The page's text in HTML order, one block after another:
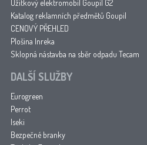
Užitkový elektromobil Goupil G2
Katalog reklamních předmětů Goupil
CENOVÝ PŘEHLED
Plošina Inreka
Sklopná nástavba na sběr odpadu Tecam
DALŠÍ SLUŽBY
Eurogreen
Perrot
Iseki
Bezpečné branky